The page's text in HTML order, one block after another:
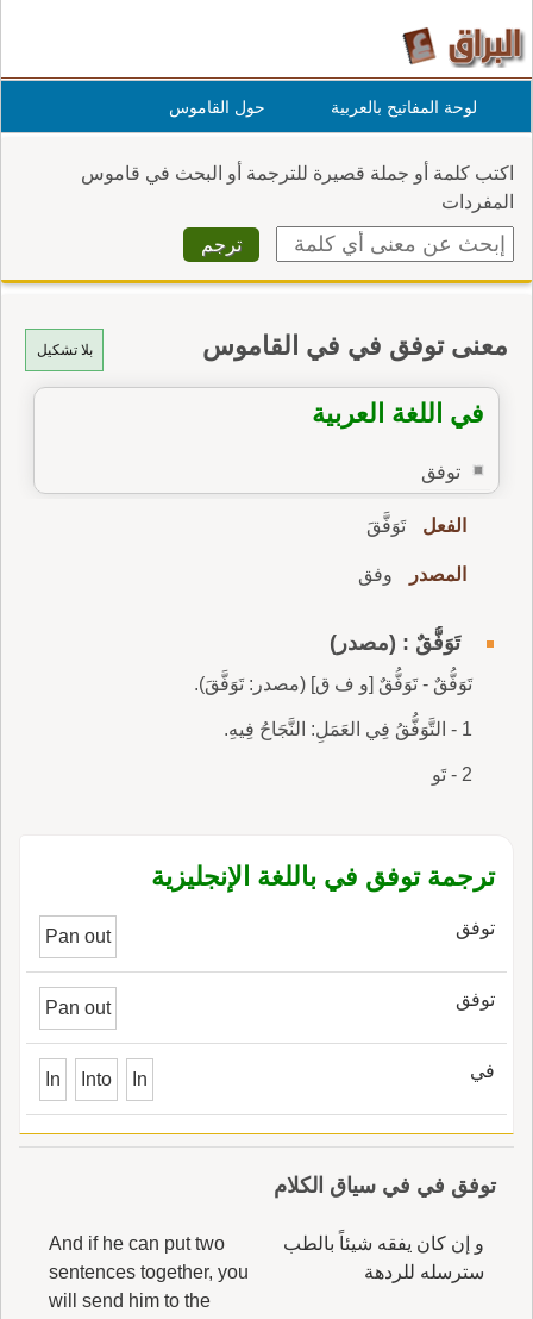
لوحة المفاتيح بالعربية حول القاموس
اكتب كلمة أو جملة قصيرة للترجمة أو البحث في قاموس
المفردات
بلا تشكيل معنى توفق في في القاموس
في اللغة العربية
توفق
الفعل تَوَفَّقَ
المصدر وفق
تَوَفُّقٌ : (مصدر)
تَوَفُّقٌ - تَوَفُّقٌ [و ف ق] (مصدر: تَوَفَّقَ).
1 - التَّوَفُّقُ فِي العَمَلِ: النَّجَاحُ فِيهِ.
2 - تَو
ترجمة توفق في باللغة الإنجليزية
توفق Pan out
توفق Pan out
في In Into In
توفق في في سياق الكلام
و إن كان يفقه شيئاً بالطب
سترسله للردهة
And if he can put two
sentences together, you
will send him to the